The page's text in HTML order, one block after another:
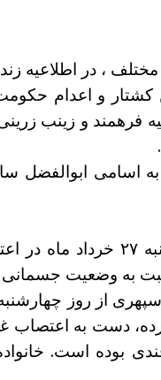
و اعدام
۱۷خرداد دو زن ۲۸ و ۳۲ ساله با
دو زندانی سیاسی اعتراضات دی ماه
فاطمه سپهری، زندانی سیاسی محبوس
به وضعیت جسمانی او
دست به
بوده است.